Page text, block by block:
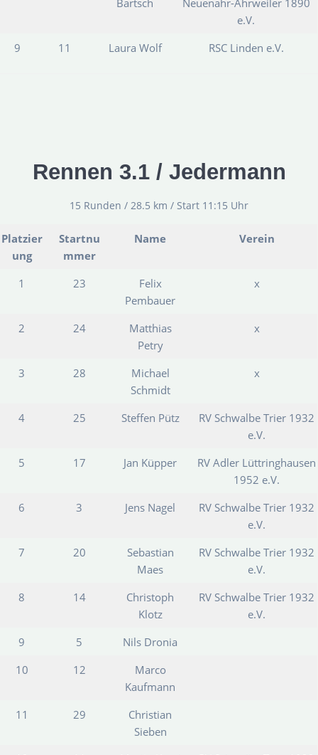
e.V.
9
11 Laura Wolf RSC Linden e.V.
Rennen 3.1 / Jedermann
15 Runden / 28.5 km / Start 11:15 Uhr
Platzier
ung
Startnu
mmer
Name Verein
1 23
Felix
Pembauer
x
2 24
Matthias
Petry
x
3 28
Michael
Schmidt
x
4 25 Steffen Pütz
RV Schwalbe Trier 1932
e.V.
5
17 Jan Küpper
RV Adler Lüttringhausen
1952 e.V.
6
3 Jens Nagel
RV Schwalbe Trier 1932
e.V.
7
20
Sebastian
Maes
RV Schwalbe Trier 1932
e.V.
8
14
Christoph
Klotz
RV Schwalbe Trier 1932
e.V.
9
5
Nils Dronia
10
12
Marco
Kaufmann
11
29
Christian
Sieben